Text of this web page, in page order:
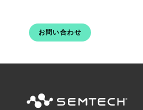
お問い合わせ